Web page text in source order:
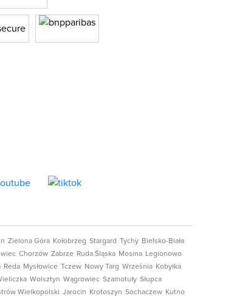
Zielona Góra Kołobrzeg Stargard Tychy Bielsko-Biała
Chorzów Zabrze Ruda Śląska Mosina Legionowo
Reda Mysłowice Tczew Nowy Targ Września
Kobyłka
Wolsztyn Wągrowiec Szamotuły Słupca
Wielkopolski Jarocin Krotoszyn Sochaczew Kutno